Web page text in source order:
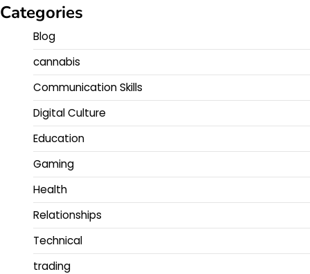
Categories
Blog
cannabis
Communication Skills
Digital Culture
Education
Gaming
Health
Relationships
Technical
trading